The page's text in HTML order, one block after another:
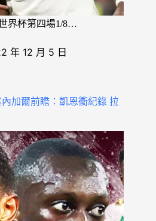
界杯第四場1/8…
年 12 月 5 日
加爾前瞻：凱恩衝紀錄 拉